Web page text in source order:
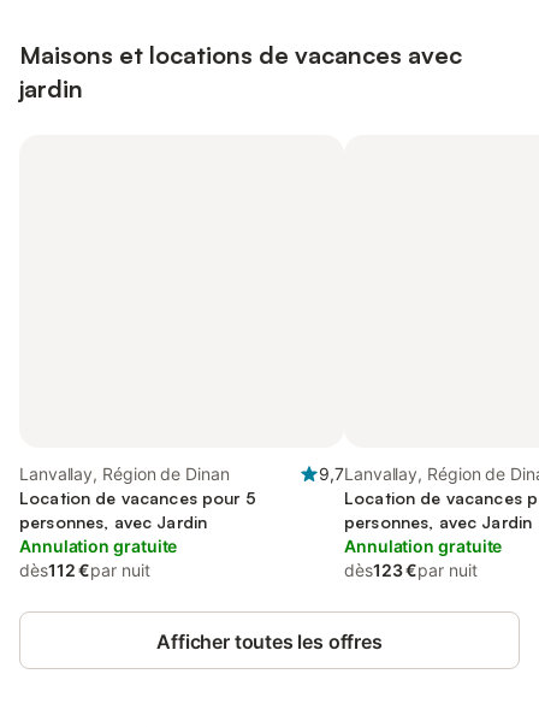
Maisons et locations de vacances avec
jardin
Lanvallay, Région de Dinan
9,7
Location de vacances pour 5
personnes, avec Jardin
Annulation gratuite
dès112 €par nuit
Lanvallay, Région de
Location de vacances
personnes, avec Jardin
Annulation gratuite
dès123 €par nuit
Afficher toutes les offres